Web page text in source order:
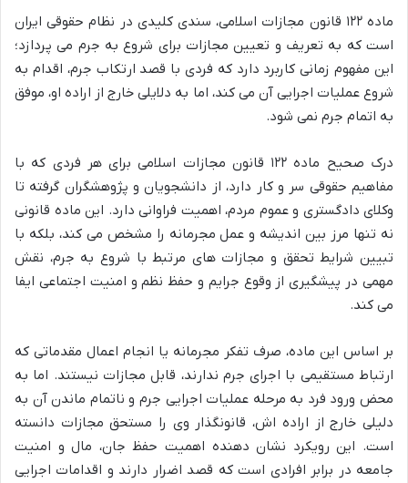
ماده ۱۲۲ قانون مجازات اسلامی، سندی کلیدی در نظام حقوقی ایران
است که به تعریف و تعیین مجازات برای شروع به جرم می پردازد؛
این مفهوم زمانی کاربرد دارد که فردی با قصد ارتکاب جرم، اقدام به
شروع عملیات اجرایی آن می کند، اما به دلایلی خارج از اراده او، موفق
به اتمام جرم نمی شود.
درک صحیح ماده ۱۲۲ قانون مجازات اسلامی برای هر فردی که با
مفاهیم حقوقی سر و کار دارد، از دانشجویان و پژوهشگران گرفته تا
وکلای دادگستری و عموم مردم، اهمیت فراوانی دارد. این ماده قانونی
نه تنها مرز بین اندیشه و عمل مجرمانه را مشخص می کند، بلکه با
تبیین شرایط تحقق و مجازات های مرتبط با شروع به جرم، نقش
مهمی در پیشگیری از وقوع جرایم و حفظ نظم و امنیت اجتماعی ایفا
می کند.
بر اساس این ماده، صرف تفکر مجرمانه یا انجام اعمال مقدماتی که
ارتباط مستقیمی با اجرای جرم ندارند، قابل مجازات نیستند. اما به
محض ورود فرد به مرحله عملیات اجرایی جرم و ناتمام ماندن آن به
دلیلی خارج از اراده اش، قانونگذار وی را مستحق مجازات دانسته
است. این رویکرد نشان دهنده اهمیت حفظ جان، مال و امنیت
جامعه در برابر افرادی است که قصد اضرار دارند و اقدامات اجرایی